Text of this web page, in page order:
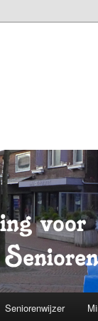
Seniorenwijzer